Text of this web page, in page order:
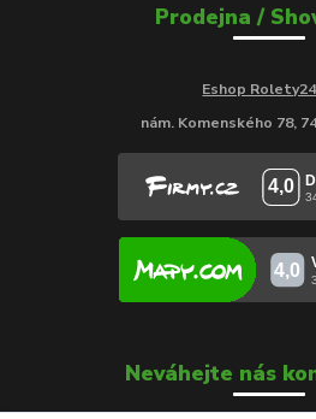
Prodejna /
Eshop
nám. Komenského 78,
Neváhejte nás